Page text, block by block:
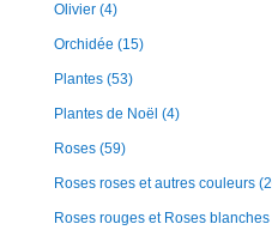
Olivier (4)
Orchidée (15)
Plantes (53)
Plantes de Noël (4)
Roses (59)
Roses roses et autres couleurs
Roses rouges et Roses blanches